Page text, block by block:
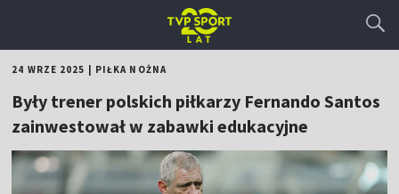
24 WRZE 2025 PIŁKA NOŻNA
Były trener polskich piłkarzy Fernando Santos
zainwestował w zabawki edukacyjne